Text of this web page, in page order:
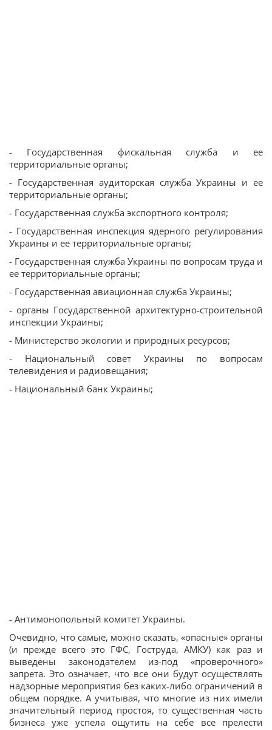
- Государственная фискальная служба и ее
территориальные органы;
- Государственная аудиторская служба Украины и ее
территориальные органы;
- Государственная служба экспортного контроля;
- Государственная инспекция ядерного регулирования
Украины и ее территориальные органы;
- Государственная служба Украины по вопросам труда и
ее территориальные органы;
- Государственная авиационная служба Украины;
- органы Государственной архитектурно-строительной
инспекции Украины;
- Министерство экологии и природных ресурсов;
- Национальный совет Украины по вопросам
телевидения и радиовещания;
- Национальный банк Украины;
- Антимонопольный комитет Украины.
Очевидно, что самые, можно сказать, «опасные» органы
(и прежде всего это ГФС, Гоструда, АМКУ) как раз и
выведены законодателем из-под «проверочного»
запрета. Это означает, что все они будут осуществлять
надзорные мероприятия без каких-либо ограничений в
общем порядке. А учитывая, что многие из них имели
значительный период простоя, то существенная часть
бизнеса уже успела ощутить на себе все прелести